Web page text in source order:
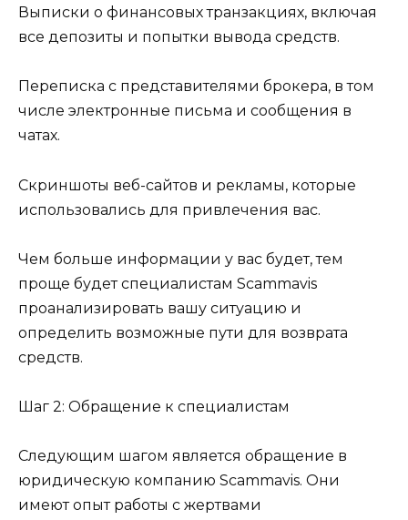
Выписки о финансовых транзакциях, включая
все депозиты и попытки вывода средств.
Переписка с представителями брокера, в том
числе электронные письма и сообщения в
чатах.
Скриншоты веб-сайтов и рекламы, которые
использовались для привлечения вас.
Чем больше информации у вас будет, тем
проще будет специалистам Scammavis
проанализировать вашу ситуацию и
определить возможные пути для возврата
средств.
Шаг 2: Обращение к специалистам
Следующим шагом является обращение в
юридическую компанию Scammavis. Они
имеют опыт работы с жертвами